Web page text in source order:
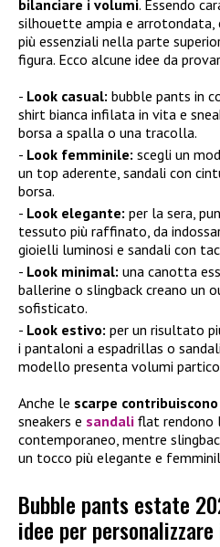
bilanciare i volumi. Essendo
silhouette ampia e arrotondata,
più essenziali nella parte
figura. Ecco alcune idee da
Look casual: bubble pants in
shirt bianca infilata in vita e
borsa a spalla o una tracolla.
Look femminile: scegli un
un top aderente, sandali con
borsa.
Look elegante: per la sera,
tessuto più raffinato, da
gioielli luminosi e sandali con
Look minimal: una canotta
ballerine o slingback creano un
sofisticato.
Look estivo: per un risultato
i pantaloni a espadrillas o
modello presenta volumi
Anche le scarpe
sneakers e sandali flat rendono
contemporaneo, mentre
un tocco più elegante e
Bubble pants estate
idee per